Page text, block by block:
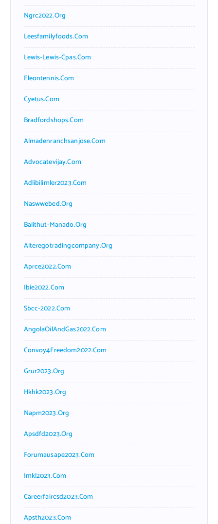
Ngrc2022.org
Leesfamilyfoods.com
Lewis-Lewis-Cpas.com
Eleontennis.com
Cyetus.com
Bradfordshops.com
Almadenranchsanjose.com
Advocatevijay.com
Adlibilimler2023.com
Naswwebed.org
Balithut-Manado.org
Alteregotradingcompany.org
Aprce2022.com
Ibie2022.com
Sbcc-2022.com
AngolaOilAndGas2022.com
Convoy4Freedom2022.com
Grur2023.org
Hkhk2023.org
Napm2023.org
Apsdfd2023.org
Forumausape2023.com
Imkl2023.com
Careerfaircsd2023.com
Apsth2023.com